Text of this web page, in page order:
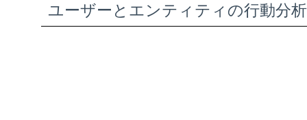
ユーザーとエンティティの行動分